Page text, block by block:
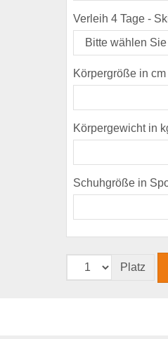
Verleih 4 Tage -
Körpergröße in cm
Körpergewicht in
Schuhgröße in
Platz